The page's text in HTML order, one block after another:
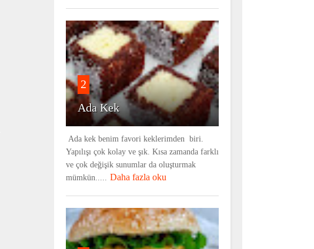
2
Ada Kek
Ada kek benim favori keklerimden biri.
Yapılışı çok kolay ve şık. Kısa zamanda farklı
ve çok değişik sunumlar da oluşturmak
mümkün..... Daha fazla oku